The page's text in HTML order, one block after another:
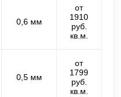
0,6 мм
от
1910
руб.
кв.м.
0,5 мм
от
1799
руб.
кв.м.